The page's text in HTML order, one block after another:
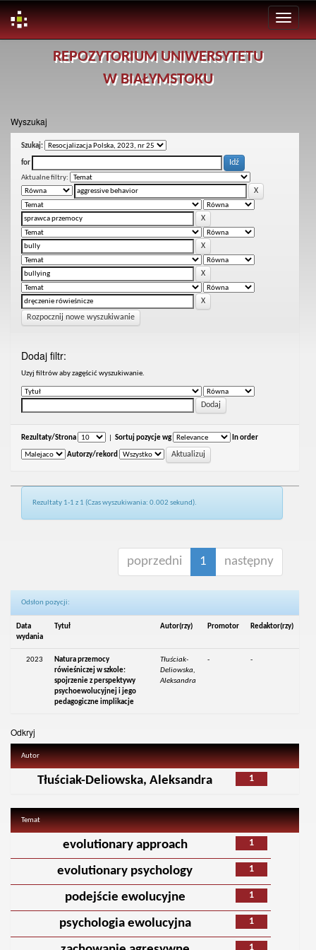
REPOZYTORIUM UNIWERSYTETU
W BIAŁYMSTOKU
Wyszukaj
Szukaj:
for
Aktualne filtry:
Rozpocznij nowe wyszukiwanie
Dodaj filtr:
Uzyj filtrów aby zagęścić wyszukiwanie.
Rezultaty/Strona Sortuj pozycje wg In order
Autorzy/rekord
Rezultaty 1-1 z 1 (Czas wyszukiwania: 0.002 sekund).
poprzedni 1 następny
Odsłon pozycji:
Data
wydania
Tytuł Autor(rzy) Promotor Redaktor(rzy)
2023
Natura przemocy
rówieśniczej w szkole:
spojrzenie z perspektywy
psychoewolucyjnej i jego
pedagogiczne implikacje
Tłuściak-
Deliowska,
Aleksandra
- -
Odkryj
Autor
1
Tłuściak-Deliowska, Aleksandra
Temat
1
evolutionary approach
1
evolutionary psychology
1
podejście ewolucyjne
1
psychologia ewolucyjna
1